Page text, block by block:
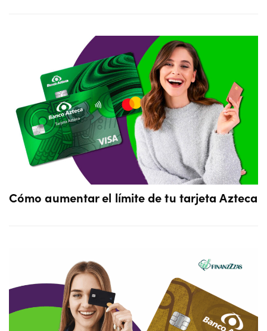
Cómo aumentar el límite de tu tarjeta Azteca